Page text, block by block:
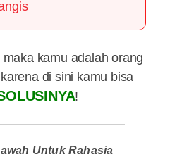
maka kamu adalah orang
di sini kamu bisa
!
Untuk Rahasia